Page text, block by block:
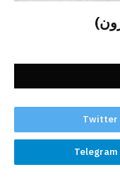
Twitter
Telegram